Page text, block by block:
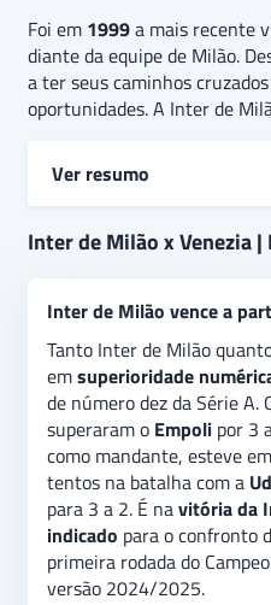
Foi em 1999a mais recente
diante da equipe de Milão.
a ter seus caminhos
oportunidades. A Inter de
Ver resumo
A Inter de Milão ampliou
League. O Venezia, após
voltou a ganhar. Porém, foi
de rebaixamento. O
Milãoé a indicação para
pela décima primeira
versão 2024/2025. No
a recomendação é na
assinalado.
Inter de Milão x Venezia |
Inter de Milão vence a
Tanto Inter de Milão
emsuperioridade
de número dez da Série A.
superaram o Empoli por 3
como mandante, esteve
tentos na batalha com a
para 3 a 2. É navitória da
indicado para o confronto
primeira rodada do
versão 2024/2025.